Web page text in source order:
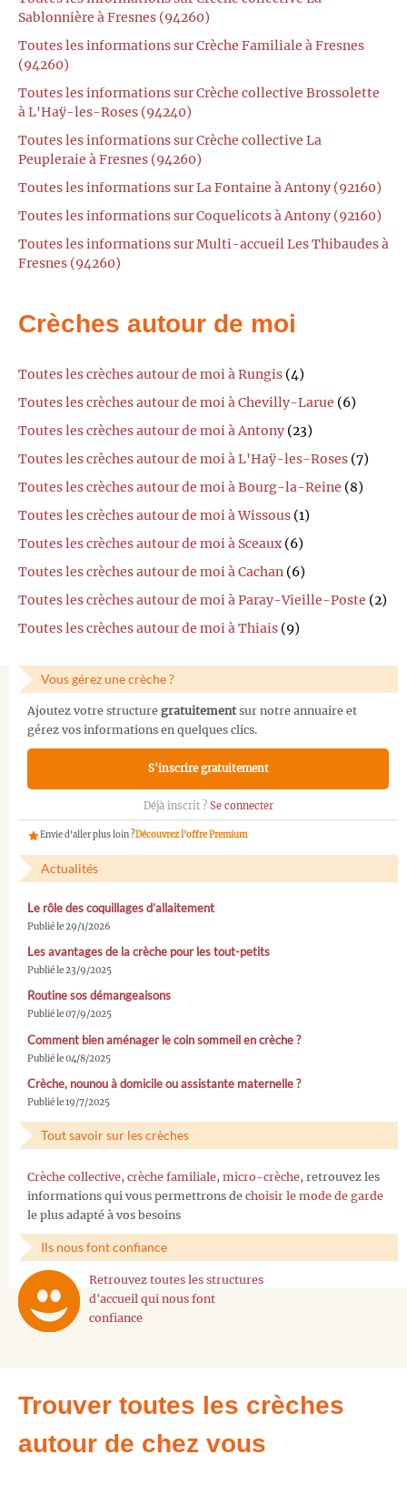
Sablonnière à Fresnes (94260)
Toutes les informations sur Crèche Familiale à Fresnes
(94260)
Toutes les informations sur Crèche collective Brossolette
à L'Haÿ-les-Roses (94240)
Toutes les informations sur Crèche collective La
Peupleraie à Fresnes (94260)
Toutes les informations sur La Fontaine à Antony (92160)
Toutes les informations sur Coquelicots à Antony (92160)
Toutes les informations sur Multi-accueil Les Thibaudes à
Fresnes (94260)
Crèches autour de moi
Toutes les crèches autour de moi à Rungis (4)
Toutes les crèches autour de moi à Chevilly-Larue (6)
Toutes les crèches autour de moi à Antony (23)
Toutes les crèches autour de moi à L'Haÿ-les-Roses (7)
Toutes les crèches autour de moi à Bourg-la-Reine (8)
Toutes les crèches autour de moi à Wissous (1)
Toutes les crèches autour de moi à Sceaux(6)
Toutes les crèches autour de moi à Cachan (6)
Toutes les crèches autour de moi à Paray-Vieille-Poste (2)
Toutes les crèches autour de moi à Thiais (9)
Vous gérez une crèche ?
Ajoutez votre structure gratuitementsur notre annuaire et
gérez vos informations en quelques clics.
S'inscrire gratuitement
Déjà inscrit ? Se connecter
Envie d'aller plus loin ?Découvrez l'offre Premium
Actualités
Le rôle des coquillages d’allaitement
Publié le 29/1/2026
Les avantages de la crèche pour les tout-petits
Publié le 23/9/2025
Routine sos démangeaisons
Publié le 07/9/2025
Comment bien aménager le coin sommeil en crèche ?
Publié le 04/8/2025
Crèche, nounou à domicile ou assistante maternelle ?
Publié le 19/7/2025
Tout savoir sur les crèches
Crèche collective, crèche familiale, micro-crèche, retrouvez les
informations qui vous permettrons de choisir le mode de garde
le plus adapté à vos besoins
Ils nous font confiance
Retrouvez toutes les structures
d'accueil qui nous font
confiance
Trouver toutes les crèches
autour de chez vous